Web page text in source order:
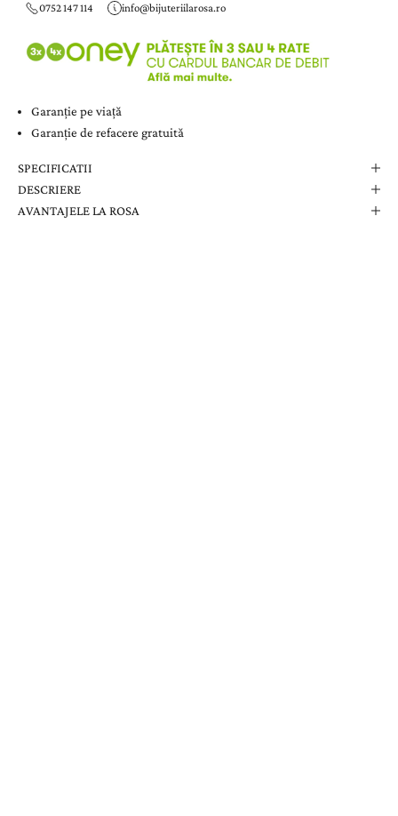
0752 147 114 info@bijuteriilarosa.ro
Garanție pe viață
Garanție de refacere gratuită
SPECIFICATII
DESCRIERE
AVANTAJELE LA ROSA